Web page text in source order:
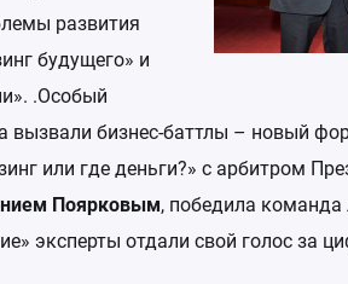
развития
будущего» и
.Особый
вызвали бизнес-баттлы – новый
или где деньги?» с арбитром
Поярковым, победила
эксперты отдали свой голос за